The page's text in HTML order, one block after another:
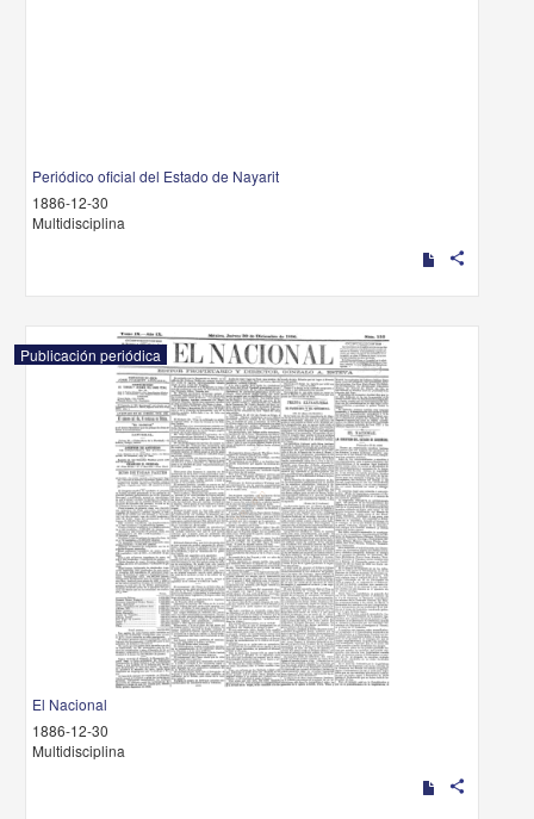
Periódico oficial del Estado de Nayarit
1886-12-30
Multidisciplina
share
Publicación periódica
El Nacional
1886-12-30
Multidisciplina
share